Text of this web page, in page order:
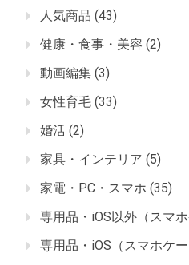
人気商品 (43)
健康・食事・美容 (2)
動画編集 (3)
女性育毛 (33)
婚活 (2)
家具・インテリア (5)
家電・PC・スマホ (35)
専用品・iOS以外（スマホ
専用品・iOS（スマホケー